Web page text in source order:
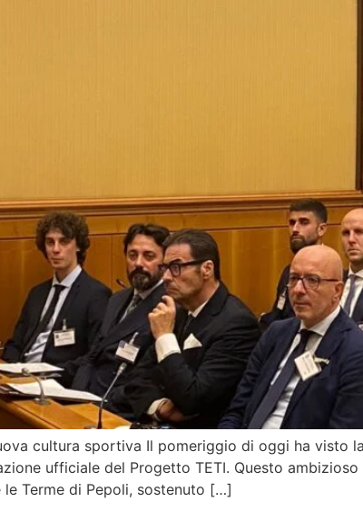
cultura sportiva Il pomeriggio di oggi ha visto
ufficiale del Progetto TETI. Questo
le Terme di Pepoli, sostenuto […]